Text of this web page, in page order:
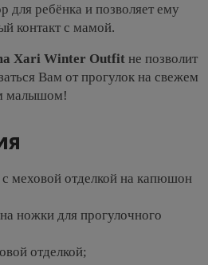
для ребёнка и позволяет ему
контакт с мамой.
Xari Winter Outfit не позволит
Вам от прогулок на свежем
малышом!
меховой отделкой на капюшон
ножки для прогулочного
отделкой;